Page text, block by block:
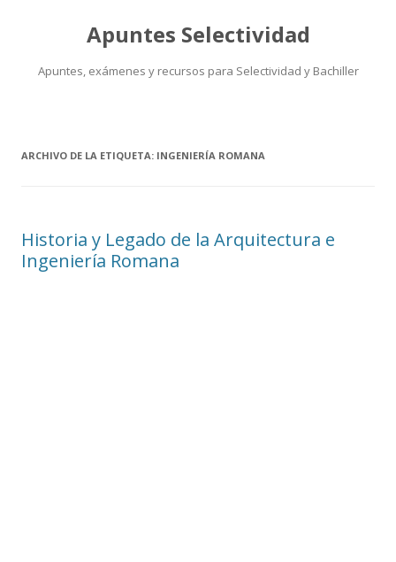
Apuntes Selectividad
Apuntes, exámenes y recursos para Selectividad y Bachiller
ARCHIVO DE LA ETIQUETA: INGENIERÍA ROMANA
Historia y Legado de la Arquitectura e
Ingeniería Romana